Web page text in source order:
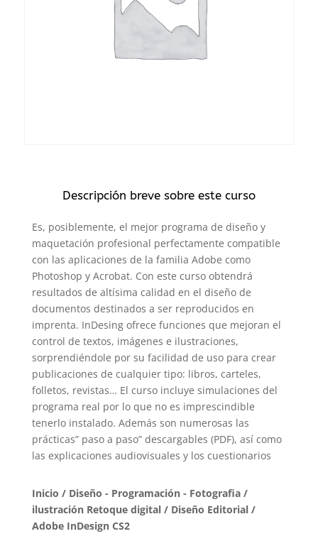
Descripción breve sobre este curso
Es, posiblemente, el mejor programa de diseño y
maquetación profesional perfectamente compatible
con las aplicaciones de la familia Adobe como
Photoshop y Acrobat. Con este curso obtendrá
resultados de altísima calidad en el diseño de
documentos destinados a ser reproducidos en
imprenta. InDesing ofrece funciones que mejoran el
control de textos, imágenes e ilustraciones,
sorprendiéndole por su facilidad de uso para crear
publicaciones de cualquier tipo: libros, carteles,
folletos, revistas… El curso incluye simulaciones del
programa real por lo que no es imprescindible
tenerlo instalado. Además son numerosas las
prácticas” paso a paso” descargables (PDF), así como
las explicaciones audiovisuales y los cuestionarios
Inicio / Diseño - Programación - Fotografia/
ilustración Retoque digital / Diseño Editorial/
Adobe InDesign CS2